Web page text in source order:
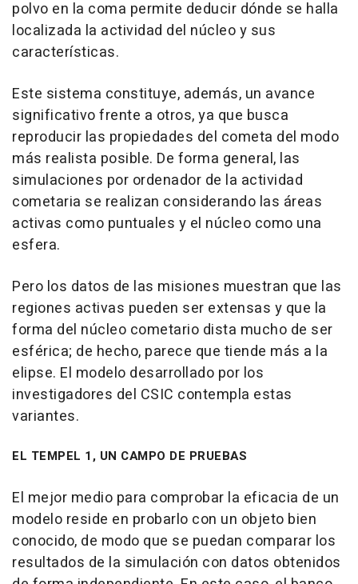
polvo en la coma permite deducir dónde se halla
localizada la actividad del núcleo y sus
características.
Este sistema constituye, además, un avance
significativo frente a otros, ya que busca
reproducir las propiedades del cometa del modo
más realista posible. De forma general, las
simulaciones por ordenador de la actividad
cometaria se realizan considerando las áreas
activas como puntuales y el núcleo como una
esfera.
Pero los datos de las misiones muestran que las
regiones activas pueden ser extensas y que la
forma del núcleo cometario dista mucho de ser
esférica; de hecho, parece que tiende más a la
elipse. El modelo desarrollado por los
investigadores del CSIC contempla estas
variantes.
EL TEMPEL 1, UN CAMPO DE PRUEBAS
El mejor medio para comprobar la eficacia de un
modelo reside en probarlo con un objeto bien
conocido, de modo que se puedan comparar los
resultados de la simulación con datos obtenidos